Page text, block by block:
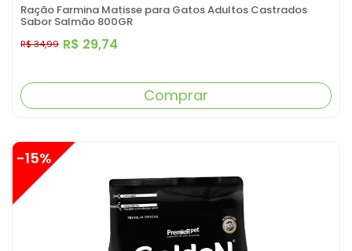
Ração Farmina Matisse para Gatos Adultos Castrados
Sabor Salmão 800GR
R$ 29,74
R$ 34,99
Comprar
-15%